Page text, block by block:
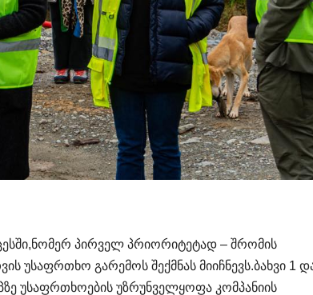
პირველ პრიორიტეტად – შრომის
უსაფრთხო გარემოს შექმნას მიიჩნევს.ბახვი 1
უსაფრთხოების უზრუნველყოფა კომპანიის